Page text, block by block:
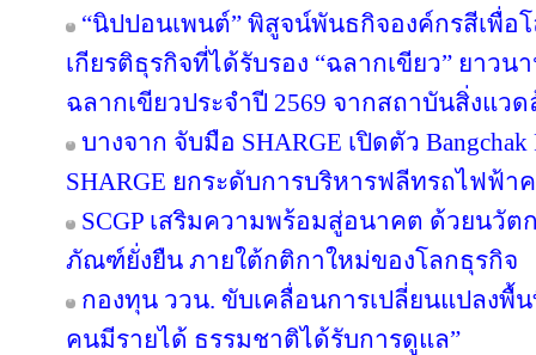
“นิปปอนเพนต์” พิสูจน์พันธกิจองค์กรสีเพื่อ
เกียรติธุรกิจที่ได้รับรอง “ฉลากเขียว” ยาวน
ฉลากเขียวประจำปี 2569 จากสถาบันสิ่งแว
บางจาก จับมือ SHARGE เปิดตัว Bangchak
SHARGE ยกระดับการบริหารฟลีทรถไฟฟ้า
SCGP เสริมความพร้อมสู่อนาคต ด้วยนวั
ภัณฑ์ยั่งยืน ภายใต้กติกาใหม่ของโลกธุรกิจ
กองทุน ววน. ขับเคลื่อนการเปลี่ยนแปลงพื้
คนมีรายได้ ธรรมชาติได้รับการดูแล”